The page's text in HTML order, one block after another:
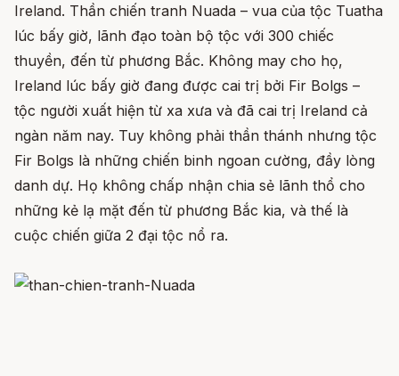
Ireland. Thần chiến tranh Nuada – vua của tộc Tuatha
lúc bấy giờ, lãnh đạo toàn bộ tộc với 300 chiếc
thuyền, đến từ phương Bắc. Không may cho họ,
Ireland lúc bấy giờ đang được cai trị bởi Fir Bolgs –
tộc người xuất hiện từ xa xưa và đã cai trị Ireland cả
ngàn năm nay. Tuy không phải thần thánh nhưng tộc
Fir Bolgs là những chiến binh ngoan cường, đầy lòng
danh dự. Họ không chấp nhận chia sẻ lãnh thổ cho
những kẻ lạ mặt đến từ phương Bắc kia, và thế là
cuộc chiến giữa 2 đại tộc nổ ra.